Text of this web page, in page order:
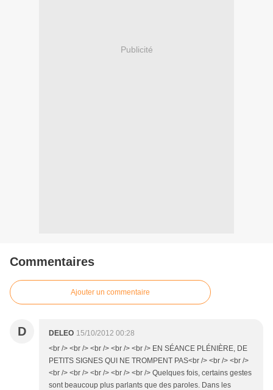
Publicité
Commentaires
Ajouter un commentaire
D DELEO 15/10/2012 00:28
<br /> <br /> <br /> <br /> <br /> EN SÉANCE PLÉNIÈRE, DE
PETITS SIGNES QUI NE TROMPENT PAS<br /> <br /> <br />
<br /> <br /> <br /> <br /> <br /> Quelques fois, certains gestes
sont beaucoup plus parlants que des paroles. Dans les